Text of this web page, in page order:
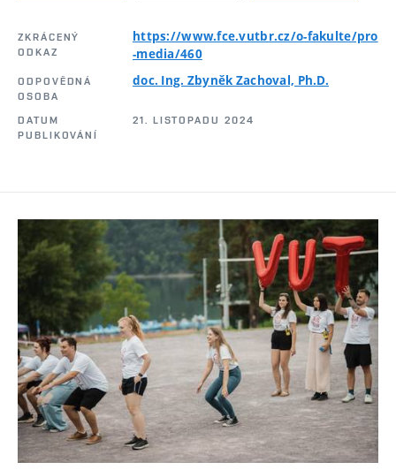
ZKRÁCENÝ
ODKAZ
https://www.fce.vutbr.cz/o-fakulte/pro
-media/460
ODPOVĚDNÁ
OSOBA
doc. Ing. Zbyněk Zachoval, Ph.D.
DATUM
PUBLIKOVÁNÍ
21. LISTOPADU 2024